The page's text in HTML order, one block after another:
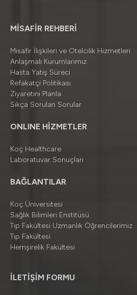
MİSAFİR REHBERİ
Misafir İlişkileri ve Otelcilik Hizmetleri
Anlaşmalı Kurumlarımız
Hasta Yatış Süreci
Refakatçi Politikası
Ziyaretini Planla
Sıkça Sorulan Sorular
ONLINE HİZMETLER
Koç Healthcare
Laboratuvar Sonuçları
BAĞLANTILAR
Koç Üniversitesi
Sağlık Bilimleri Enstitüsü
Tıp Fakültesi Uzmanlık Öğrencilerimiz
Tıp Fakültesi
Hemşirelik Fakültesi
İLETİŞİM FORMU